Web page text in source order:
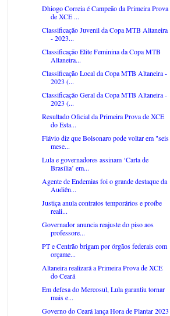
Dhiogo Correia é Campeão da Primeira Prova
de XCE ...
Classificação Juvenil da Copa MTB Altaneira
- 2023...
Classificação Elite Feminina da Copa MTB
Altaneira...
Classificação Local da Copa MTB Altaneira -
2023 (...
Classificação Geral da Copa MTB Altaneira -
2023 (...
Resultado Oficial da Primeira Prova de XCE
do Esta...
Flávio diz que Bolsonaro pode voltar em "seis
mese...
Lula e governadores assinam ‘Carta de
Brasília’ em...
Agente de Endemias foi o grande destaque da
Audiên...
Justiça anula contratos temporários e proíbe
reali...
Governador anuncia reajuste do piso aos
professore...
PT e Centrão brigam por órgãos federais com
orçame...
Altaneira realizará a Primeira Prova de XCE
do Ceará
Em defesa do Mercosul, Lula garantiu tornar
mais e...
Governo do Ceará lança Hora de Plantar 2023